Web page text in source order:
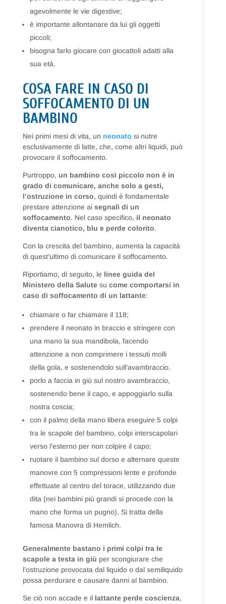
agevolmente le vie digestive;
è importante allontanare da lui gli oggetti
piccoli;
bisogna farlo giocare con giocattoli adatti alla
sua età.
COSA FARE IN CASO DI
SOFFOCAMENTO DI UN
BAMBINO
Nei primi mesi di vita, un neonato si nutre
esclusivamente di latte, che, come altri liquidi, può
provocare il soffocamento.
Purtroppo, un bambino così piccolo non è in
grado di comunicare, anche solo a gesti,
l’ostruzione in corso, quindi è fondamentale
prestare attenzione ai segnali di un
soffocamento. Nel caso specifico, il neonato
diventa cianotico, blu e perde colorito.
Con la crescita del bambino, aumenta la capacità
di quest’ultimo di comunicare il soffocamento.
Riportiamo, di seguito, le linee guida del
Ministero della Salutesu come comportarsi in
caso di soffocamento di un lattante:
chiamare o far chiamare il 118;
prendere il neonato in braccio e stringere con
una mano la sua mandibola, facendo
attenzione a non comprimere i tessuti molli
della gola, e sostenendolo sull’avambraccio.
porlo a faccia in giù sul nostro avambraccio,
sostenendo bene il capo, e appoggiarlo sulla
nostra coscia;
con il palmo della mano libera eseguire 5 colpi
tra le scapole del bambino, colpi interscapolari
verso l’esterno per non colpire il capo;
ruotare il bambino sul dorso e alternare queste
manovre con 5 compressioni lente e profonde
effettuate al centro del torace, utilizzando due
dita (nei bambini più grandi si procede con la
mano che forma un pugno). Si tratta della
famosa Manovra di Hemlich.
Generalmente bastano i primi colpi tra le
scapole a testa in giù per scongiurare che
l’ostruzione provocata dal liquido o dal semiliquido
possa perdurare e causare danni al bambino.
Se ciò non accade e illattante perde coscienza,